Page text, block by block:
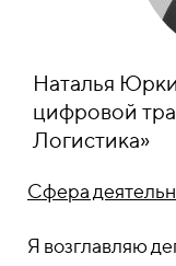
Наталья
цифровой
Логистика»
Сфера
Я возглавляю